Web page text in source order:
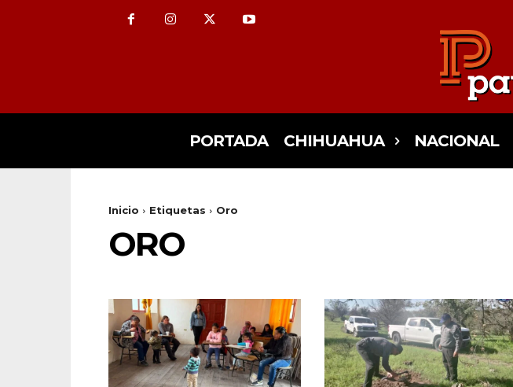
PORTADA CHIHUAHUA NACIONAL
Inicio Etiquetas Oro
ORO